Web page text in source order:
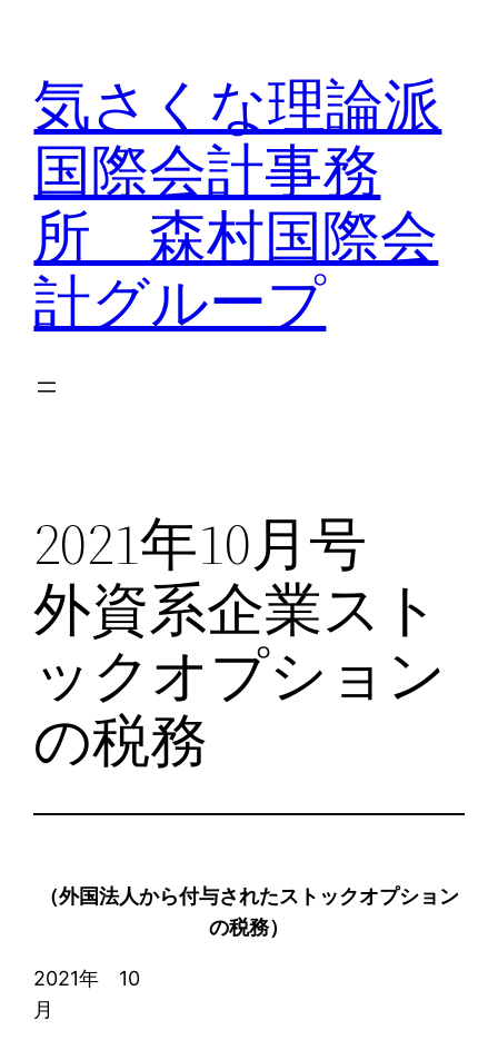
気さくな理論派
国際会計事務
所 森村国際会
計グループ
2021年10月号
外資系企業スト
ックオプション
の税務
（外国法人から付与されたストックオプション
の税務）
2021年 10